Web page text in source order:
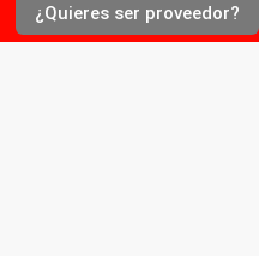
¿Quieres ser proveedor?